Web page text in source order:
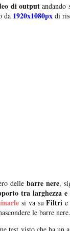
di output andando
da 1920x1080px di
dellebarre nere,
tra larghezza e
si va suFiltri
le barre nere.